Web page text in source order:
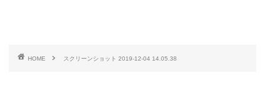
HOME スクリーンショット 2019-12-04 14.05.38